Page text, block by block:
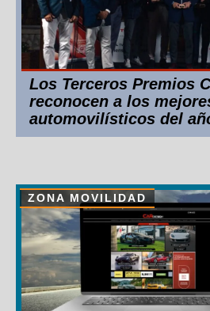
Los Terceros Premios
reconocen a los
automovilísticos del
ZONA MOVILIDAD